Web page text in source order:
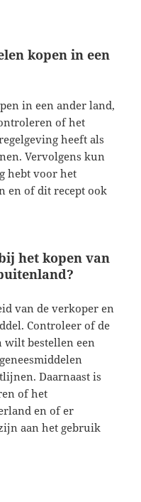
kopen in een
in een ander land,
of het
heeft als
Vervolgens kun
hebt voor het
en of dit recept ook
het kopen van
van de verkoper en
Controleer of de
wilt bestellen een
Daarnaast is
of het
en of er
aan het gebruik